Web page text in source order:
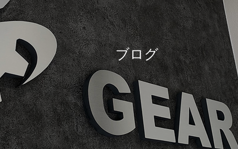
トレーニング ダイエット
スタッフ
股関節が詰まる感じがする
スタッフ
姿勢を良くしたい人がする
こと3選
ブログ